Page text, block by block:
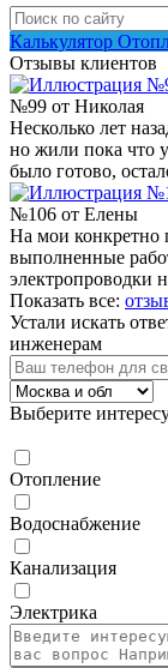
Калькулятор
Отзывы клиентов
№99 от Николая
Несколько лет
но жили пока что
было готово,
№106 от Елены
На мои конкретно
выполненные
электропроводки
Показать все:
Устали искать
инженерам
Выберите
Отопление
Водоснабжение
Канализация
Электрика